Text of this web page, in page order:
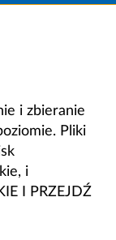
i zbieranie
Pliki
i
I PRZEJDŹ